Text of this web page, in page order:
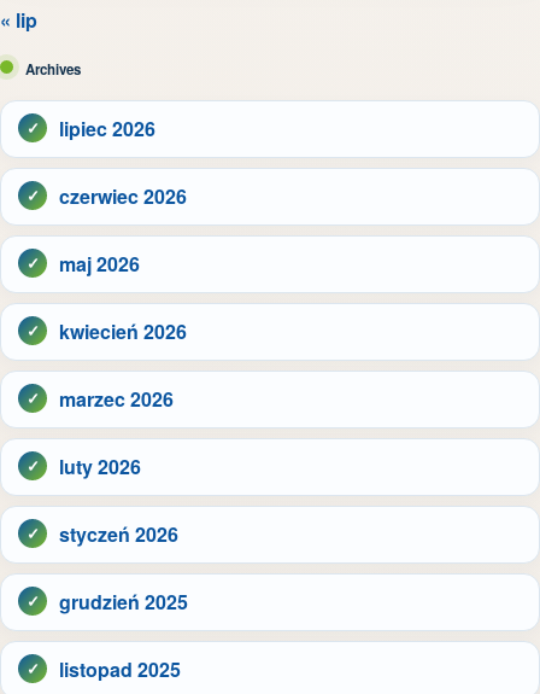
« lip
Archives
lipiec 2026
czerwiec 2026
maj 2026
kwiecień 2026
marzec 2026
luty 2026
styczeń 2026
grudzień 2025
listopad 2025